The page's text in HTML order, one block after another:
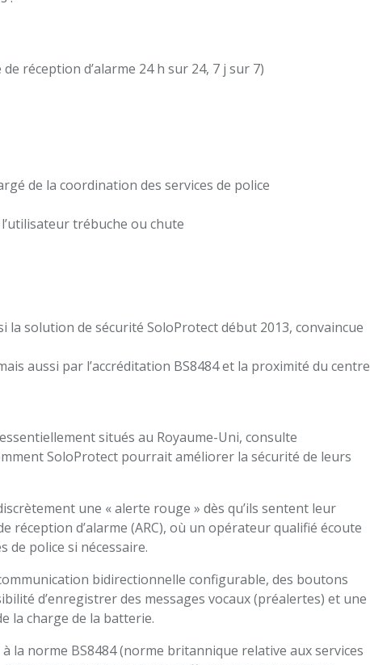
réception d’alarme 24 h sur 24, 7 j sur 7)
de la coordination des services de police
trébuche ou chute
la solution de sécurité SoloProtect début 2013, convaincue
aussi par l’accréditation BS8484 et la proximité du centre
situés au Royaume-Uni, consulte
SoloProtect pourrait améliorer la sécurité de leurs
une « alerte rouge » dès qu’ils sentent leur
réception d’alarme (ARC), où un opérateur qualifié écoute
de police si nécessaire.
bidirectionnelle configurable, des boutons
d’enregistrer des messages vocaux (préalertes) et une
la charge de la batterie.
norme BS8484 (norme britannique relative aux services